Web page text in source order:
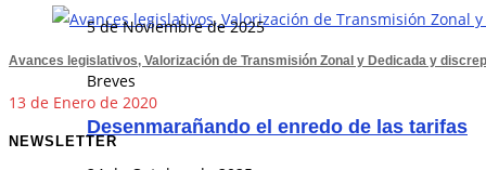
5 de Noviembre de 2025
Breves
Desenmarañando el enredo de las tarifas
Avances legislativos, Valorización de Transmisión Zonal y Dedicada y
13 de Enero de 2020
NEWSLETTER